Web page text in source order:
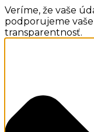
Veríme, že vaše
podporujeme
transparentnosť.